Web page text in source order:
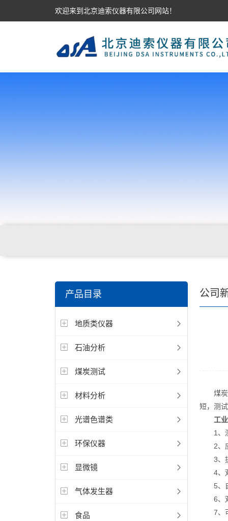
欢迎来到北京迪索仪器有限公司网站！
产品目录
地质类仪器
石油分析
煤炭测试
材料分析
光谱色谱类
环保仪器
显微镜
气体发生器
食品
公司
煤炭
短，测
工
1、测
2、应
3、提
4、双
5、自
6、双
7、可